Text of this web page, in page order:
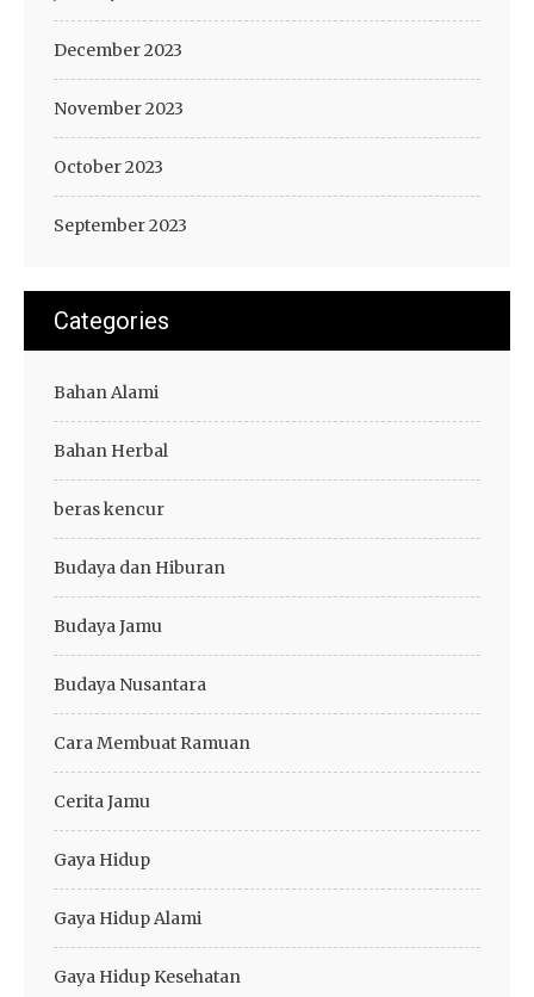
December 2023
November 2023
October 2023
September 2023
Categories
Bahan Alami
Bahan Herbal
beras kencur
Budaya dan Hiburan
Budaya Jamu
Budaya Nusantara
Cara Membuat Ramuan
Cerita Jamu
Gaya Hidup
Gaya Hidup Alami
Gaya Hidup Kesehatan